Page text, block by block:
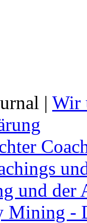
| Wir
und
Mining -